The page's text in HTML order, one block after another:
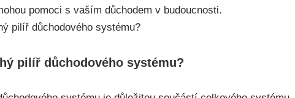
pomoci s vaším důchodem v budoucnosti.
pilíř důchodového systému?